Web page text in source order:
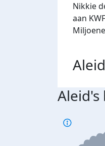
Nikkie
aan
Aleid's